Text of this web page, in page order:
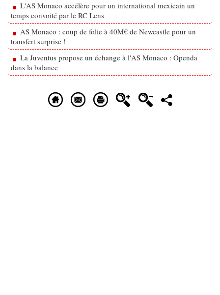
L'AS Monaco accélère pour un international mexicain un
temps convoité par le RC Lens
AS Monaco : coup de folie à 40M€ de Newcastle pour un
transfert surprise !
La Juventus propose un échange à l'AS Monaco : Openda
dans la balance